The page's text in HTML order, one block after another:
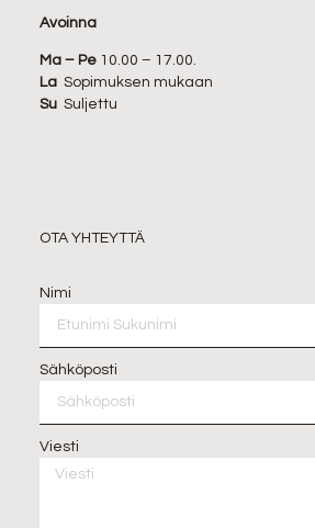
Avoinna
Ma – Pe10.00 – 17.00.
LaSopimuksen mukaan
SuSuljettu
OTA YHTEYTTÄ
Nimi
Sähköposti
Viesti